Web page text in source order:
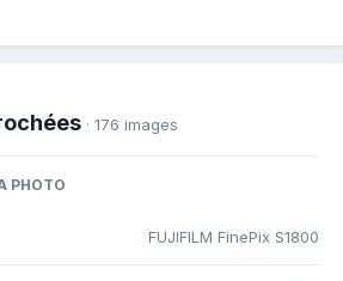
· 176 images
PHOTO
FUJIFILM FinePix S1800